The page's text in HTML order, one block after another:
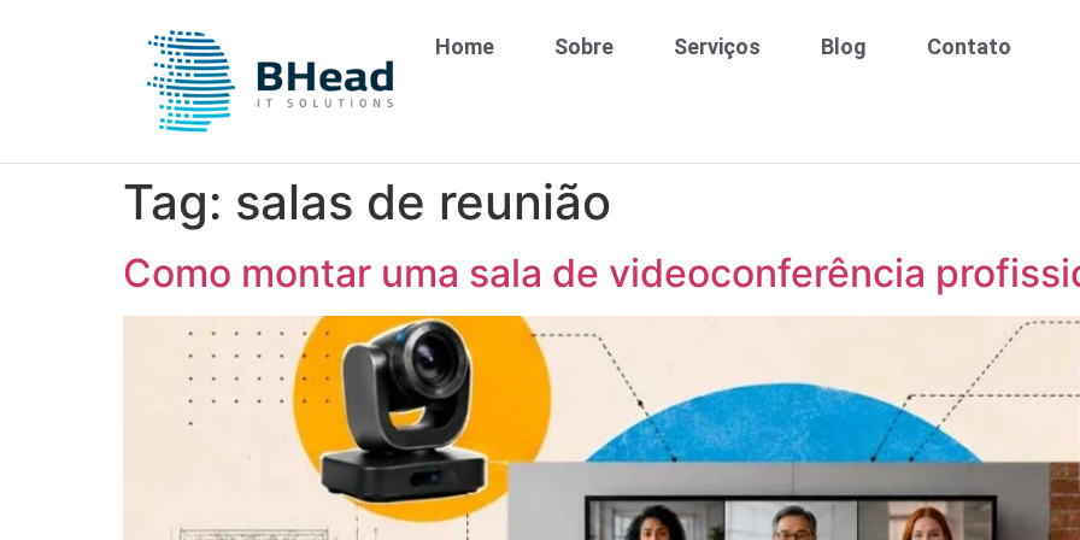
Home Sobre Serviços Blog Contato
Tag: salas de reunião
Como montar uma sala de videoconferência